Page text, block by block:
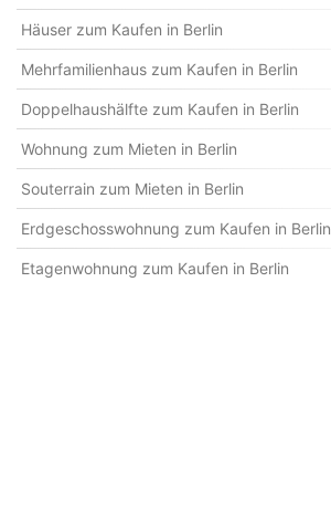
Häuser zum Kaufen in Berlin
Mehrfamilienhaus zum Kaufen in Berlin
Doppelhaushälfte zum Kaufen in Berlin
Wohnung zum Mieten in Berlin
Souterrain zum Mieten in Berlin
Erdgeschosswohnung zum Kaufen in Berlin
Etagenwohnung zum Kaufen in Berlin